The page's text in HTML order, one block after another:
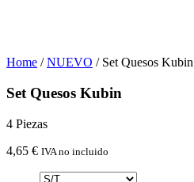
Home /NUEVO / Set Quesos Kubin
Set Quesos Kubin
4 Piezas
4,65 € IVA no incluido